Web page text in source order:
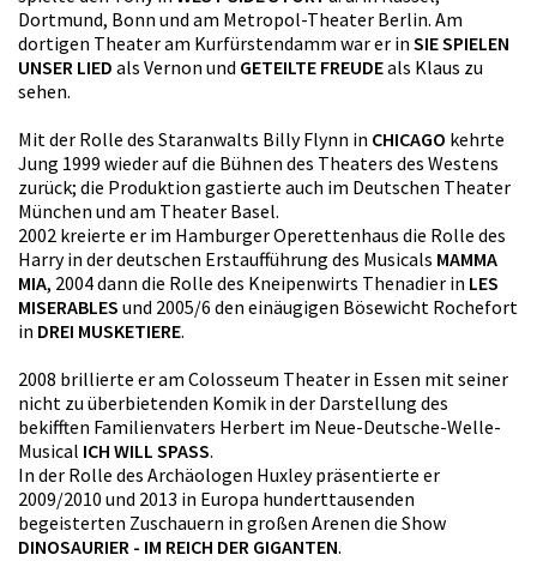
Dortmund, Bonn und am Metropol-Theater Berlin. Am
dortigen Theater am Kurfürstendamm war er in SIE SPIELEN
UNSER LIED als Vernon und GETEILTE FREUDEals Klaus zu
sehen.
Mit der Rolle des Staranwalts Billy Flynn in CHICAGO kehrte
Jung 1999 wieder auf die Bühnen des Theaters des Westens
zurück; die Produktion gastierte auch im Deutschen Theater
München und am Theater Basel.
2002 kreierte er im Hamburger Operettenhaus die Rolle des
Harry in der deutschen Erstaufführung des Musicals MAMMA
MIA, 2004 dann die Rolle des Kneipenwirts Thenadier in LES
MISERABLES und 2005/6 den einäugigen Bösewicht Rochefort
in DREI MUSKETIERE.
2008 brillierte er am Colosseum Theater in Essen mit seiner
nicht zu überbietenden Komik in der Darstellung des
bekifften Familienvaters Herbert im Neue-Deutsche-Welle-
Musical ICH WILL SPASS.
In der Rolle des Archäologen Huxley präsentierte er
2009/2010 und 2013 in Europa hunderttausenden
begeisterten Zuschauern in großen Arenen die Show
DINOSAURIER - IM REICH DER GIGANTEN.